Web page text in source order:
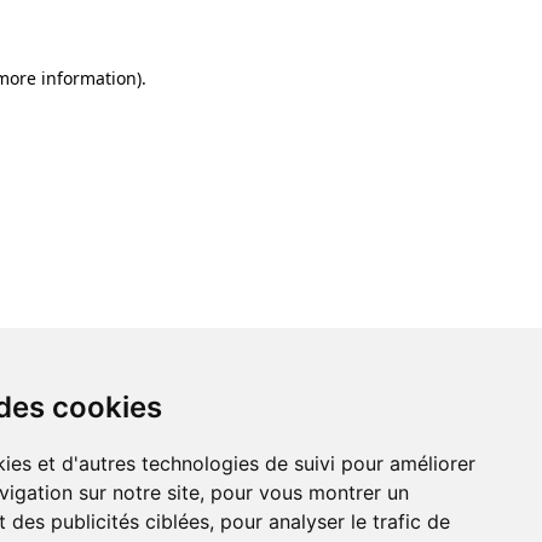
cookies
et d'autres technologies de suivi pour améliorer
sur notre site, pour vous montrer un
des publicités ciblées, pour analyser le trafic de
information).